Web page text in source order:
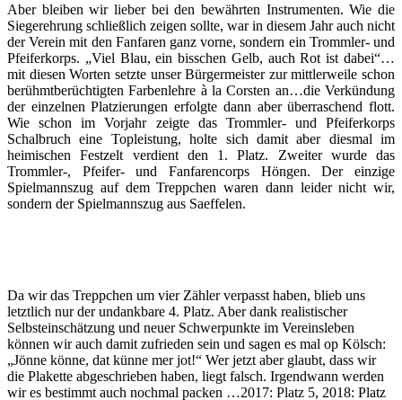
Aber bleiben wir lieber bei den bewährten Instrumenten. Wie die
Siegerehrung schließlich zeigen sollte, war in diesem Jahr auch nicht
der Verein mit den Fanfaren ganz vorne, sondern ein Trommler- und
Pfeiferkorps. „Viel Blau, ein bisschen Gelb, auch Rot ist dabei“…
mit diesen Worten setzte unser Bürgermeister zur mittlerweile schon
berühmtberüchtigten Farbenlehre à la Corsten an…die Verkündung
der einzelnen Platzierungen erfolgte dann aber überraschend flott.
Wie schon im Vorjahr zeigte das Trommler- und Pfeiferkorps
Schalbruch eine Topleistung, holte sich damit aber diesmal im
heimischen Festzelt verdient den 1. Platz. Zweiter wurde das
Trommler-, Pfeifer- und Fanfarencorps Höngen. Der einzige
Spielmannszug auf dem Treppchen waren dann leider nicht wir,
sondern der Spielmannszug aus Saeffelen.
Da wir das Treppchen um vier Zähler verpasst haben, blieb uns
letztlich nur der undankbare 4. Platz. Aber dank realistischer
Selbsteinschätzung und neuer Schwerpunkte im Vereinsleben
können wir auch damit zufrieden sein und sagen es mal op Kölsch:
„Jönne könne, dat künne mer jot!“ Wer jetzt aber glaubt, dass wir
die Plakette abgeschrieben haben, liegt falsch. Irgendwann werden
wir es bestimmt auch nochmal packen …2017: Platz 5, 2018: Platz